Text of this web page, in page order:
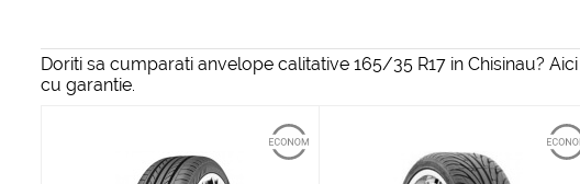
Doriti sa cumparati anvelope calitative 165/35 R17 in Chisinau?
cu garantie.